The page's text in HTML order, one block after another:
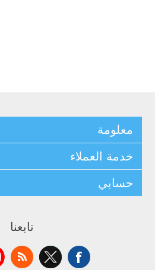
معلومة
خدمة العملاء
حسابي
تابعنا